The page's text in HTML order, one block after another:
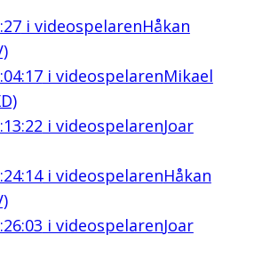
i videospelarenHåkan
i videospelarenMikael
i videospelarenJoar
i videospelarenHåkan
i videospelarenJoar